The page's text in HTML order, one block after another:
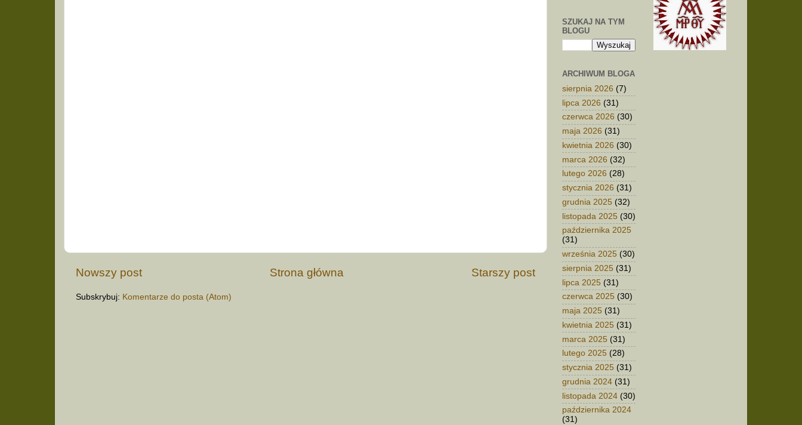
Nowszy post Starszy post
Strona główna
Subskrybuj: Komentarze do posta (Atom)
SZUKAJ NA TYM
BLOGU
ARCHIWUM BLOGA
sierpnia 2026 (7)
lipca 2026 (31)
czerwca 2026 (30)
maja 2026 (31)
kwietnia 2026 (30)
marca 2026 (32)
lutego 2026 (28)
stycznia 2026 (31)
grudnia 2025 (32)
listopada 2025 (30)
października 2025
(31)
września 2025 (30)
sierpnia 2025 (31)
lipca 2025 (31)
czerwca 2025 (30)
maja 2025 (31)
kwietnia 2025 (31)
marca 2025 (31)
lutego 2025 (28)
stycznia 2025 (31)
grudnia 2024 (31)
listopada 2024 (30)
października 2024
(31)